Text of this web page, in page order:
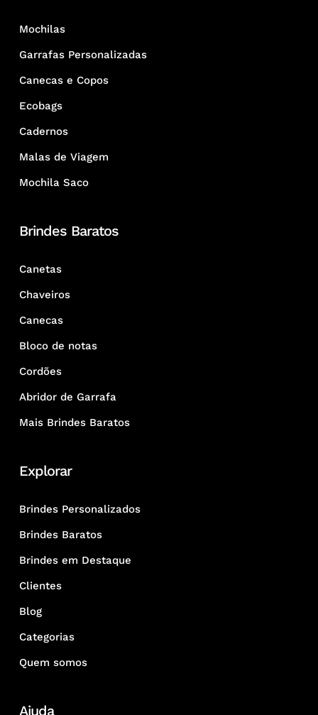
Mochilas
Garrafas Personalizadas
Canecas e Copos
Ecobags
Cadernos
Malas de Viagem
Mochila Saco
Brindes Baratos
Canetas
Chaveiros
Canecas
Bloco de notas
Cordões
Abridor de Garrafa
Mais Brindes Baratos
Explorar
Brindes Personalizados
Brindes Baratos
Brindes em Destaque
Clientes
Blog
Categorias
Quem somos
Ajuda